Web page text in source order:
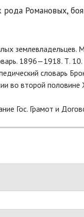
Романовых,
землевладельцев.
1896—1918. Т. 10.
словарь
во второй
Гос. Грамот и